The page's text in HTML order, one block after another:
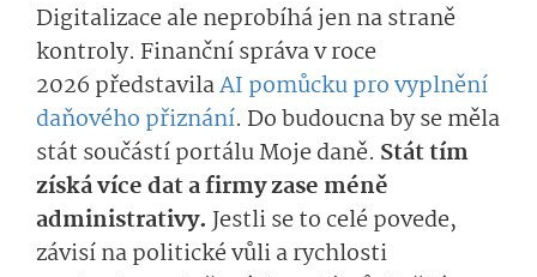
Digitalizace ale neprobíhá jen na straně
kontroly. Finanční správa v roce
2026 představilaAI pomůcku pro vyplnění
daňového přiznání. Do budoucna by se měla
stát součástí portálu Moje daně. Stát tím
získá více dat a firmy zase méně
administrativy.Jestli se to celé povede,
závisí na politické vůli a rychlosti